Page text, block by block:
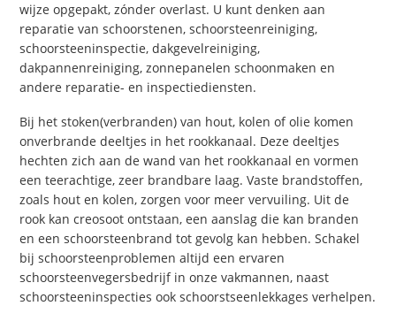
wijze opgepakt, zónder overlast. U kunt denken aan
reparatie van schoorstenen, schoorsteenreiniging,
schoorsteeninspectie, dakgevelreiniging,
dakpannenreiniging, zonnepanelen schoonmaken en
andere reparatie- en inspectiediensten.
Bij het stoken(verbranden) van hout, kolen of olie komen
onverbrande deeltjes in het rookkanaal. Deze deeltjes
hechten zich aan de wand van het rookkanaal en vormen
een teerachtige, zeer brandbare laag. Vaste brandstoffen,
zoals hout en kolen, zorgen voor meer vervuiling. Uit de
rook kan creosoot ontstaan, een aanslag die kan branden
en een schoorsteenbrand tot gevolg kan hebben. Schakel
bij schoorsteenproblemen altijd een ervaren
schoorsteenvegersbedrijf in onze vakmannen, naast
schoorsteeninspecties ook schoorstseenlekkages verhelpen.